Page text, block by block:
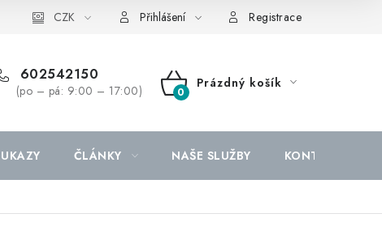
CZK Přihlášení Registrace
602542150
(po – pá: 9:00 – 17:00)
NÁKUPNÍ
Prázdný košík
ČLÁNKY NAŠE SLUŽBY KONTAKTY